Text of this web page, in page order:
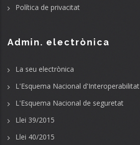
Política de privacitat
Admin. electrònica
La seu electrònica
L'Esquema Nacional d'Interoperabilitat
L'Esquema Nacional de seguretat
Llei 39/2015
Llei 40/2015